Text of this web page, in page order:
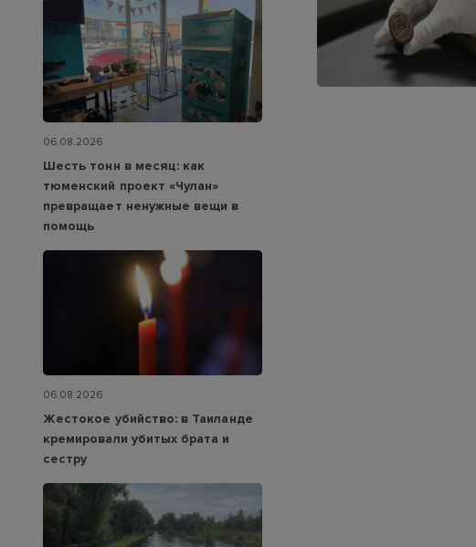
06.08.2026
Шесть тонн в месяц: как
тюменский проект «Чулан»
превращает ненужные вещи в
помощь
06.08.2026
Жестокое убийство: в Таиланде
кремировали убитых брата и
сестру